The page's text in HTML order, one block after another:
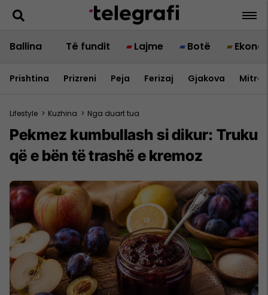
Ballina Të fundit Lajme Botë
Prishtina Prizreni Peja Ferizaj Gjakova
Lifestyle > Kuzhina > Nga duart tua
Pekmez kumbullash si dikur: Truku
që e bën të trashë e kremoz